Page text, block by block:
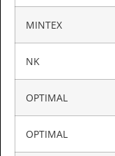
MINTEX
NK
OPTIMAL
OPTIMAL